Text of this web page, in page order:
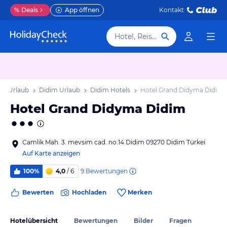
% Deals App öffnen Kontakt
Hotel, Reiseziel
Urlaub Didim Urlaub Didim Hotels Hotel Grand Didyma Didim
Hotel Grand Didyma Didim
Camlik Mah. 3. mevsim cad. no:14 Didim 09270 Didim Türkei
Auf Karte anzeigen
100% 4,0 / 6 9 Bewertungen
Bewerten Hochladen Merken
Hotelübersicht Bewertungen Bilder Fragen